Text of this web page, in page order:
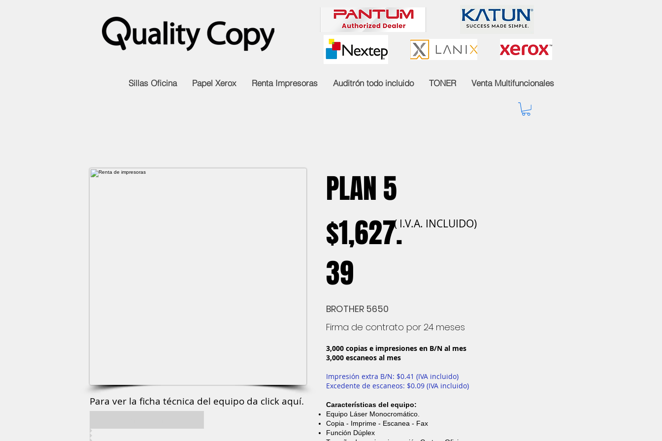
Sillas Oficina Papel Xerox Renta Impresoras Auditrón todo incluido TONER Venta Multifuncionales
Para ver la ficha técnica del equipo da click aquí.
PLAN 5
$1,627.
39
( I.V.A. INCLUIDO)
BROTHER 5650
Firma de contrato por 24 meses
3,000 copias e impresiones en B/N al mes
3,000 escaneos al mes
Impresión extra B/N: $0.41 (IVA incluido)
Excedente de escaneos: $0.09 (IVA incluido)
Características del equipo:
Equipo Láser Monocromático.
Copia - Imprime - Escanea - Fax
Función Dúplex